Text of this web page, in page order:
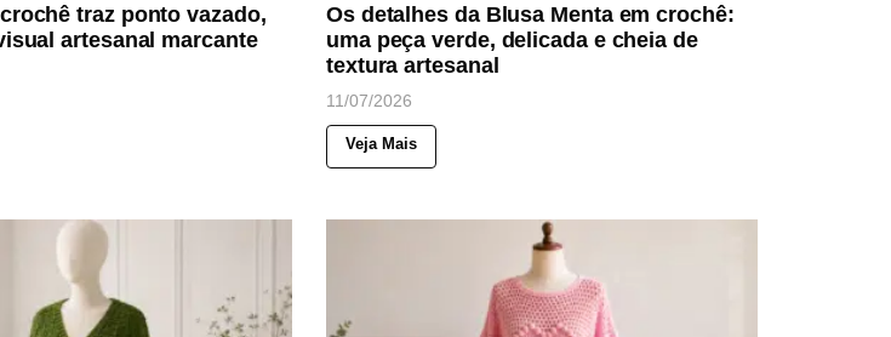
traz ponto vazado,
artesanal marcante
Os detalhes da Blusa Menta em crochê:
uma peça verde, delicada e cheia de
textura artesanal
11/07/2026
Veja Mais